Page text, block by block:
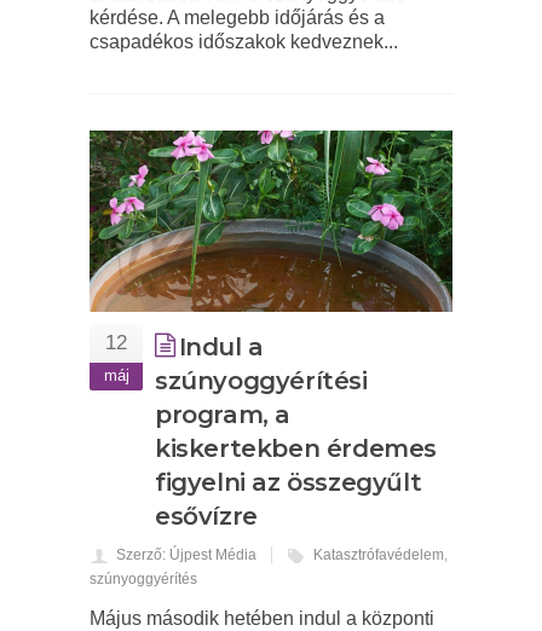
kérdése. A melegebb időjárás és a
csapadékos időszakok kedveznek...
12
máj
Indul a
szúnyoggyérítési
program, a
kiskertekben érdemes
figyelni az összegyűlt
esővízre
Szerző: Újpest Média Katasztrófavédelem,
szúnyoggyérítés
Május második hetében indul a központi